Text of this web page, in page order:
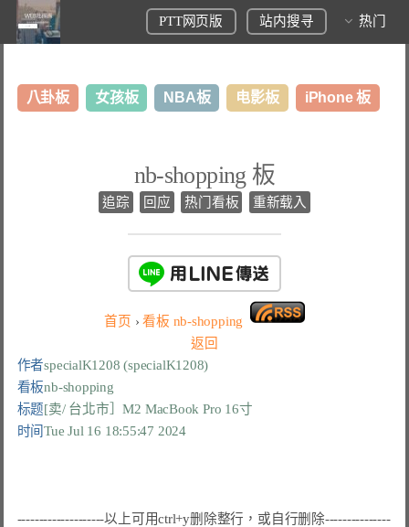
PTT网页版 站内搜寻 热门
八卦板 女孩板 NBA板 电影板 iPhone 板
nb-shopping 板
追踪 回应 热门看板 重新载入
首页 › 看板 nb-shopping
返回
作者specialK1208 (specialK1208)
看板nb-shopping
标题[卖/ 台北市］M2 MacBook Pro 16寸
时间Tue Jul 16 18:55:47 2024
--------------------以上可用ctrl+y删除整行，或自行删除---------------